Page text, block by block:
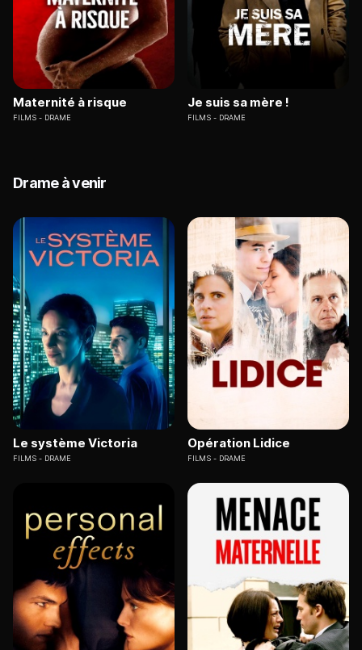
Maternité à risque
FILMS DRAME
Je suis sa mère !
FILMS DRAME
Drame à venir
Le système Victoria
FILMS DRAME
Opération Lidice
FILMS DRAME